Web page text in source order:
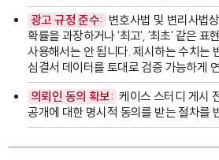
광고 규정 준수: 변호사법 및 변리사법
확률을 과장하거나 '최고', '최초' 같은 표
사용해서는 안 됩니다. 제시하는 수치는
심결서 데이터를 토대로 검증 가능하게
의뢰인 동의 확보: 케이스 스터디 게시
공개에 대한 명시적 동의를 받는 절차를